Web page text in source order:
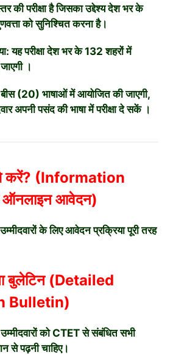
की परीक्षा है जिसका उद्देश्य देश भर के
को सुनिश्चित करना है।
यह परीक्षा देश भर के132 शहरोंमें
।
बीस (20) भाषाओंमें आयोजित की जाएगी,
अपनी पसंद की भाषा में परीक्षा दे सकें ।
करें? (Information
आवेदन)
के लिए आवेदन प्रक्रिया पूरी तरह
बुलेटिन (Detailed
Bulletin)
को CTET से संबंधित सभी
से पढ़नी चाहिए।